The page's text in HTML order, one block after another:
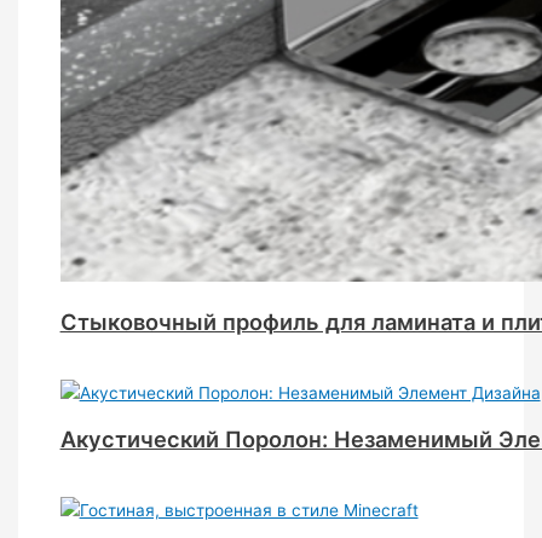
Стыковочный профиль для ламината и
Акустический Поролон: Незаменимый